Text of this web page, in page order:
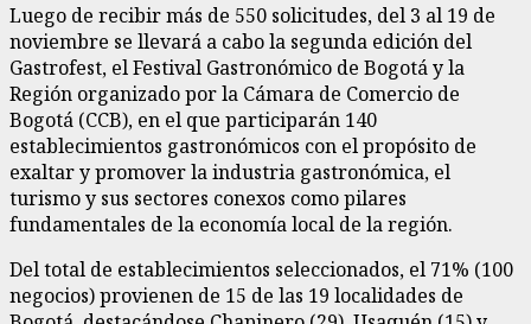
Luego de recibir más de 550 solicitudes, del 3 al 19 de
noviembre se llevará a cabo la segunda edición del
Gastrofest, el Festival Gastronómico de Bogotá y la
Región organizado por la Cámara de Comercio de
Bogotá (CCB), en el que participarán 140
establecimientos gastronómicos con el propósito de
exaltar y promover la industria gastronómica, el
turismo y sus sectores conexos como pilares
fundamentales de la economía local de la región.
Del total de establecimientos seleccionados, el 71% (100
negocios) provienen de 15 de las 19 localidades de